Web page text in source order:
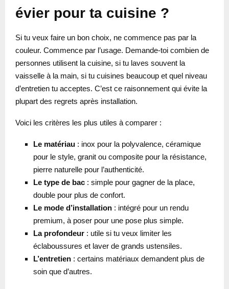
évier pour ta cuisine ?
Si tu veux faire un bon choix, ne commence pas par la
couleur. Commence par l’usage. Demande-toi combien de
personnes utilisent la cuisine, si tu laves souvent la
vaisselle à la main, si tu cuisines beaucoup et quel niveau
d’entretien tu acceptes. C’est ce raisonnement qui évite la
plupart des regrets après installation.
Voici les critères les plus utiles à comparer :
Le matériau : inox pour la polyvalence, céramique
pour le style, granit ou composite pour la résistance,
pierre naturelle pour l’authenticité.
Le type de bac : simple pour gagner de la place,
double pour plus de confort.
Le mode d’installation : intégré pour un rendu
premium, à poser pour une pose plus simple.
La profondeur : utile si tu veux limiter les
éclaboussures et laver de grands ustensiles.
L’entretien : certains matériaux demandent plus de
soin que d’autres.